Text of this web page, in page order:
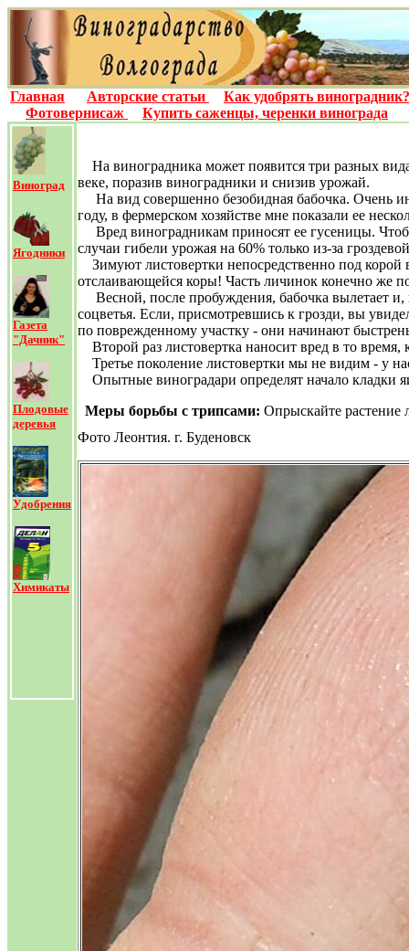
Главная Авторские статьи
Как удобрять виноградник?
Фотовернисаж
Купить саженцы, черенки винограда
Виноград
Ягодники
Газета
"Дачник"
Плодовые
деревья
Удобрения
Химикаты
На виноградника может появится три разных
веке, поразив виноградники и снизив урожай.
На вид совершенно безобидная бабочка. Очень
году, в фермерском хозяйстве мне показали ее
Вред виноградникам приносят ее гусеницы.
случаи гибели урожая на 60% только из-за
Зимуют листовертки непосредственно под
отслаивающейся коры! Часть личинок конечно же
Весной, после пробуждения, бабочка вылетает
соцветья. Если, присмотревшись к грозди, вы
по поврежденному участку - они начинают
Второй раз листовертка наносит вред в то
Третье поколение листовертки мы не видим - у
Опытные виноградари определят начало кладки
Меры борьбы с трипсами: Опрыскайте растение
Фото Леонтия. г. Буденовск